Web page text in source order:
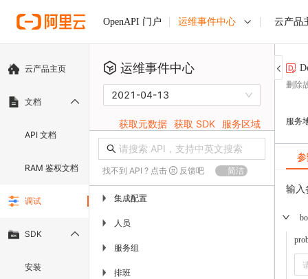
OpenAPI 门户 运维事件中心 云产品
云产品主页
文档
API 文档
RAM 鉴权文档
调试
SDK
安装
运维事件中心
2021-04-13
获取元数据 获取 SDK 服务区域
找不到 API ? 点击 反馈吧 简洁
▶ 集成配置
▶ 人员
▶ 服务组
▶ 排班
删除
服务
输入